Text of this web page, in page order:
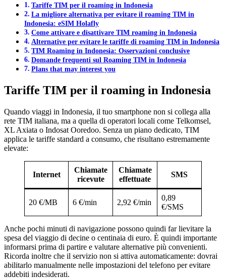
Tariffe TIM per il roaming in Indonesia
La migliore alternativa per evitare il roaming TIM in
Indonesia: eSIM Holafly
Come attivare e disattivare TIM roaming in Indonesia
Alternative per evitare le tariffe di roaming TIM in Indonesia
TIM Roaming in Indonesia: Osservazioni conclusive
Domande frequenti sul Roaming TIM in Indonesia
Plans that may interest you
Tariffe TIM per il roaming in Indonesia
Quando viaggi in Indonesia, il tuo smartphone non si collega alla
rete TIM italiana, ma a quella di operatori locali come Telkomsel,
XL Axiata o Indosat Ooredoo. Senza un piano dedicato, TIM
applica le tariffe standard a consumo, che risultano estremamente
elevate:
Internet
Chiamate
ricevute
Chiamate
effettuate
SMS
20 €/MB 6 €/min 2,92 €/min
0,89
€/SMS
Anche pochi minuti di navigazione possono quindi far lievitare la
spesa del viaggio di decine o centinaia di euro. È quindi importante
informarsi prima di partire e valutare alternative più convenienti.
Ricorda inoltre che il servizio non si attiva automaticamente: dovrai
abilitarlo manualmente nelle impostazioni del telefono per evitare
addebiti indesiderati.